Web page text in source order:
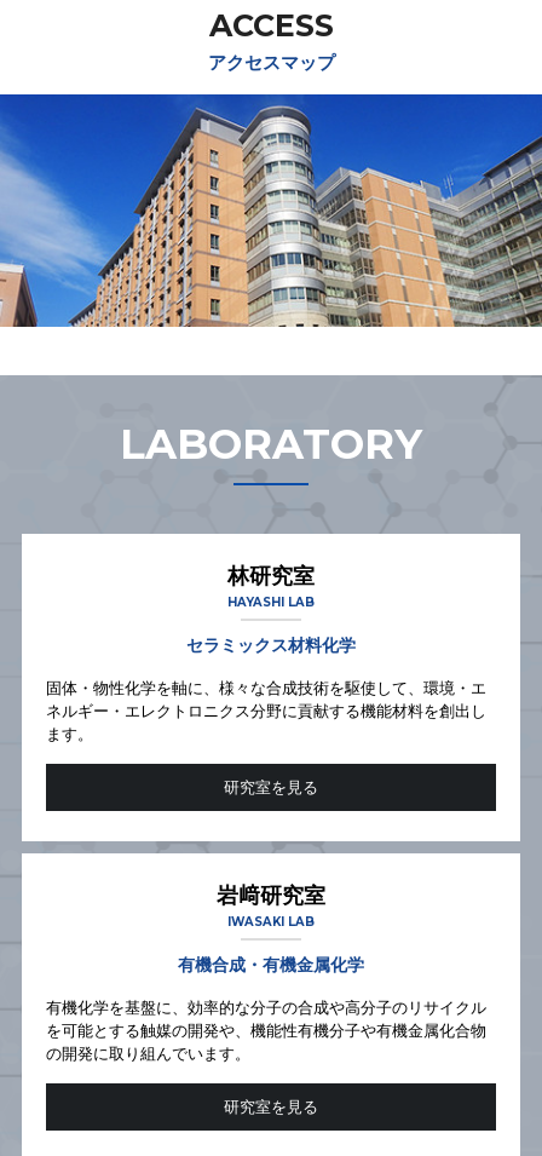
ACCESS
アクセスマップ
LABORATORY
林研究室
HAYASHI LAB
セラミックス材料化学
固体・物性化学を軸に、様々な合成技術を駆使して、環境・エ
ネルギー・エレクトロニクス分野に貢献する機能材料を創出し
ます。
研究室を見る
岩﨑研究室
IWASAKI LAB
有機合成・有機金属化学
有機化学を基盤に、効率的な分子の合成や高分子のリサイクル
を可能とする触媒の開発や、機能性有機分子や有機金属化合物
の開発に取り組んでいます。
研究室を見る